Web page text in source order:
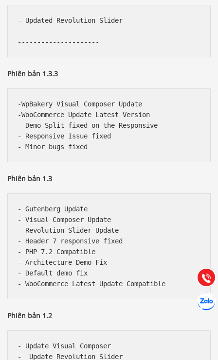
- Updated Revolution Slider
Phiên bản 1.3.3
-WpBakery Visual Composer Update
-WooCommerce Update Latest Version
- Demo Split fixed on the Responsive
- Responsive Issue fixed
Phiên bản 1.3
- Gutenberg Update
- Visual Composer Update
- Revolution Slider Update
- Header 7 responsive fixed
- PHP 7.2 Compatible
- Architecture Demo Fix
- Default demo fix
Phiên bản 1.2
- Update Visual Composer
-  Update Revolution Slider
Gọi
(028) 22.166.144
Chát